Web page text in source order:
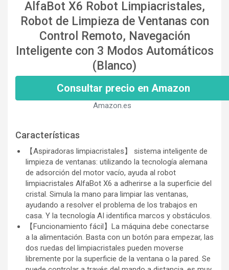
AlfaBot X6 Robot Limpiacristales,
Robot de Limpieza de Ventanas con
Control Remoto, Navegación
Inteligente con 3 Modos Automáticos
(Blanco)
Consultar precio en Amazon
Amazon.es
Características
【Aspiradoras limpiacristales】 sistema inteligente de
limpieza de ventanas: utilizando la tecnología alemana
de adsorción del motor vacío, ayuda al robot
limpiacristales AlfaBot X6 a adherirse a la superficie del
cristal. Simula la mano para limpiar las ventanas,
ayudando a resolver el problema de los trabajos en
casa. Y la tecnología AI identifica marcos y obstáculos.
【Funcionamiento fácil】La máquina debe conectarse
a la alimentación. Basta con un botón para empezar, las
dos ruedas del limpiacristales pueden moverse
libremente por la superficie de la ventana o la pared. Se